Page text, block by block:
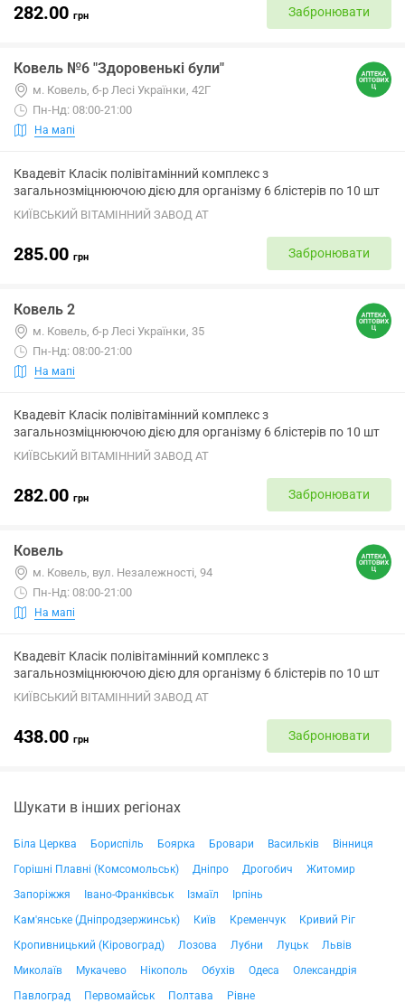
282.00 грн Забронювати
Ковель №6 "Здоровенькі були"
м. Ковель, б-р Лесі Українки, 42Г
Пн-Нд: 08:00-21:00
На мапі
Квадевіт Класік полівітамінний комплекс з
загальнозміцнюючою дією для організму 6 блістерів по 10 шт
КИЇВСЬКИЙ ВІТАМІННИЙ ЗАВОД АТ
285.00 грн Забронювати
Ковель 2
м. Ковель, б-р Лесі Українки, 35
Пн-Нд: 08:00-21:00
На мапі
Квадевіт Класік полівітамінний комплекс з
загальнозміцнюючою дією для організму 6 блістерів по 10 шт
КИЇВСЬКИЙ ВІТАМІННИЙ ЗАВОД АТ
282.00 грн Забронювати
Ковель
м. Ковель, вул. Незалежності, 94
Пн-Нд: 08:00-21:00
На мапі
Квадевіт Класік полівітамінний комплекс з
загальнозміцнюючою дією для організму 6 блістерів по 10 шт
КИЇВСЬКИЙ ВІТАМІННИЙ ЗАВОД АТ
438.00 грн Забронювати
Шукати в інших регіонах
Біла Церква Бориспіль Боярка Бровари Васильків
Вінниця
Горішні Плавні (Комсомольськ)
Дніпро Дрогобич
Житомир
Запоріжжя
Івано-Франківськ Ізмаїл
Ірпінь
Кам'янське (Дніпродзержинськ)
Київ Кременчук
Кривий Ріг
Кропивницький (Кіровоград)
Лозова Лубни Луцьк
Львів
Миколаїв
Мукачево Нікополь Обухів Одеса
Олександрія
Павлоград
Первомайськ Полтава
Рівне